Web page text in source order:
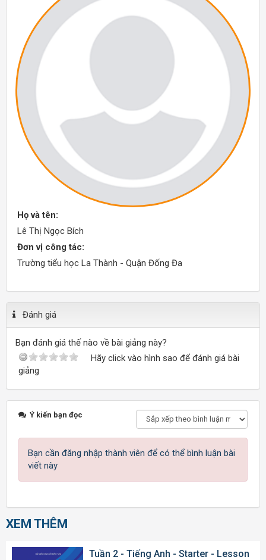
Họ và tên:
Lê Thị Ngọc Bích
Đơn vị công tác:
Trường tiểu học La Thành - Quận Đống Đa
Đánh giá
Bạn đánh giá thế nào về bài giảng này?
Hãy click vào hình sao để đánh giá bài
giảng
Ý kiến bạn đọc
Bạn cần đăng nhập thành viên để có thể bình luận bài
viết này
XEM THÊM
Tuần 2 - Tiếng Anh - Starter - Lesson